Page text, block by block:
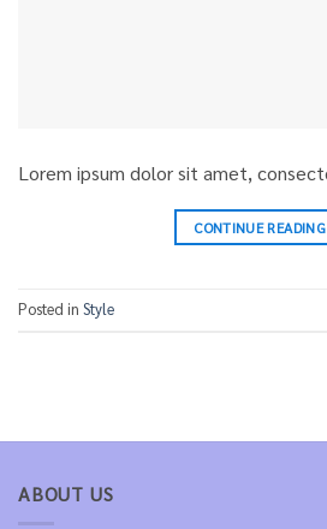
Lorem ipsum dolor sit amet,
CONTINUE READING
Posted in Style
ABOUT US